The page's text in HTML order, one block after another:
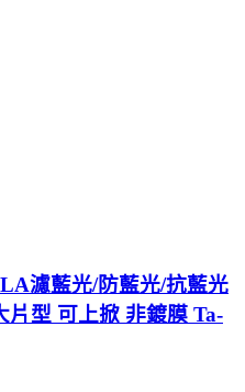
濾藍光/防藍光/抗藍光
片型 可上掀 非鍍膜 Ta-